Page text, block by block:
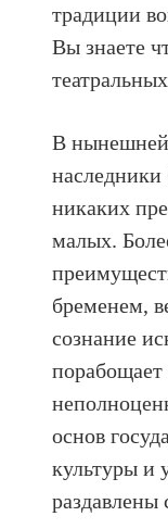
традиции
Вы знаете
В нынешней
никаких
малых.
бременем,
сознание
основ
культуры и
раздавлены